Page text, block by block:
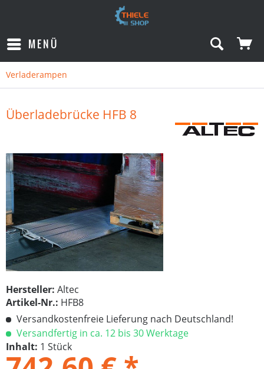
MENÜ
Verladerampen
Überladebrücke HFB 8
Hersteller: Altec
Artikel-Nr.: HFB8
Versandkostenfreie Lieferung nach Deutschland!
Versandfertig in ca. 12 bis 30 Werktage
Inhalt: 1 Stück